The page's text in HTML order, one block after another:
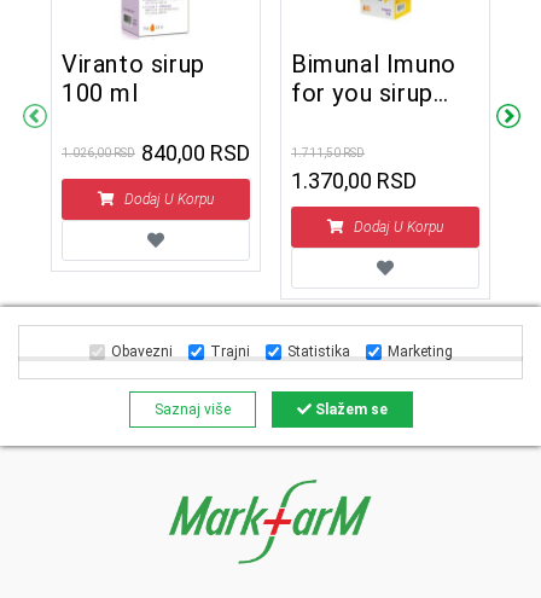
Viranto sirup
100 ml
1.026,00 RSD 840,00 RSD
Dodaj U Korpu
Bimunal Imuno
for you sirup
1.711,50 RSD
1.370,00 RSD
Dodaj U Korpu
Obavezni Trajni Statistika Marketing
Saznaj više Slažem se